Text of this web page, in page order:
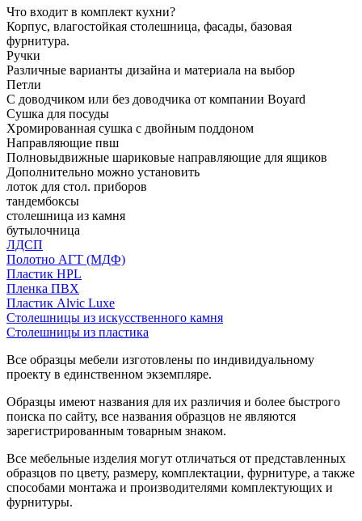
Что входит в комплект кухни?
Корпус, влагостойкая столешница, фасады, базовая
фурнитура.
Ручки
Различные варианты дизайна и материала на выбор
Петли
С доводчиком или без доводчика от компании Boyard
Сушка для посуды
Хромированная сушка с двойным поддоном
Направляющие пвш
Полновыдвижные шариковые направляющие для ящиков
Дополнительно можно установить
лоток для стол. приборов
тандембоксы
столешница из камня
бутылочница
ЛДСП
Полотно АГТ (МДФ)
Пластик HPL
Пленка ПВХ
Пластик Alvic Luxe
Столешницы из искусственного камня
Столешницы из пластика
Все образцы мебели изготовлены по индивидуальному
проекту в единственном экземпляре.
Образцы имеют названия для их различия и более быстрого
поиска по сайту, все названия образцов не являются
зарегистрированным товарным знаком.
Все мебельные изделия могут отличаться от представленных
образцов по цвету, размеру, комплектации, фурнитуре, а также
способами монтажа и производителями комплектующих и
фурнитуры.